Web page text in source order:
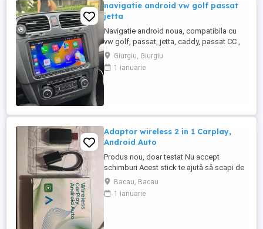
navigatie android vw golf passat
jetta
Navigatie android noua, compatibila cu
vw golf, passat, jetta, caddy, passat CC ,
etc Android cu carplay , Bluetooth, WiFi ,
ce se montează ușor, fără modificări tăieri
ale bordului, fără rame adaptoare. se
Giurgiu, Giurgiu
1 ianuarie
Adaptor wireless 2 in 1 Carplay,
Android Auto
Produs nou, doar testat Nu accept
schimburi Acest stick te ajută să scapi de
cabluri, se folosește pentru a-ți conecta
telefonul la navigația mașinii (Carplay sau
Android Auto) prin wifi A fost testat pe
Bacau, Bacau
1 ianuarie